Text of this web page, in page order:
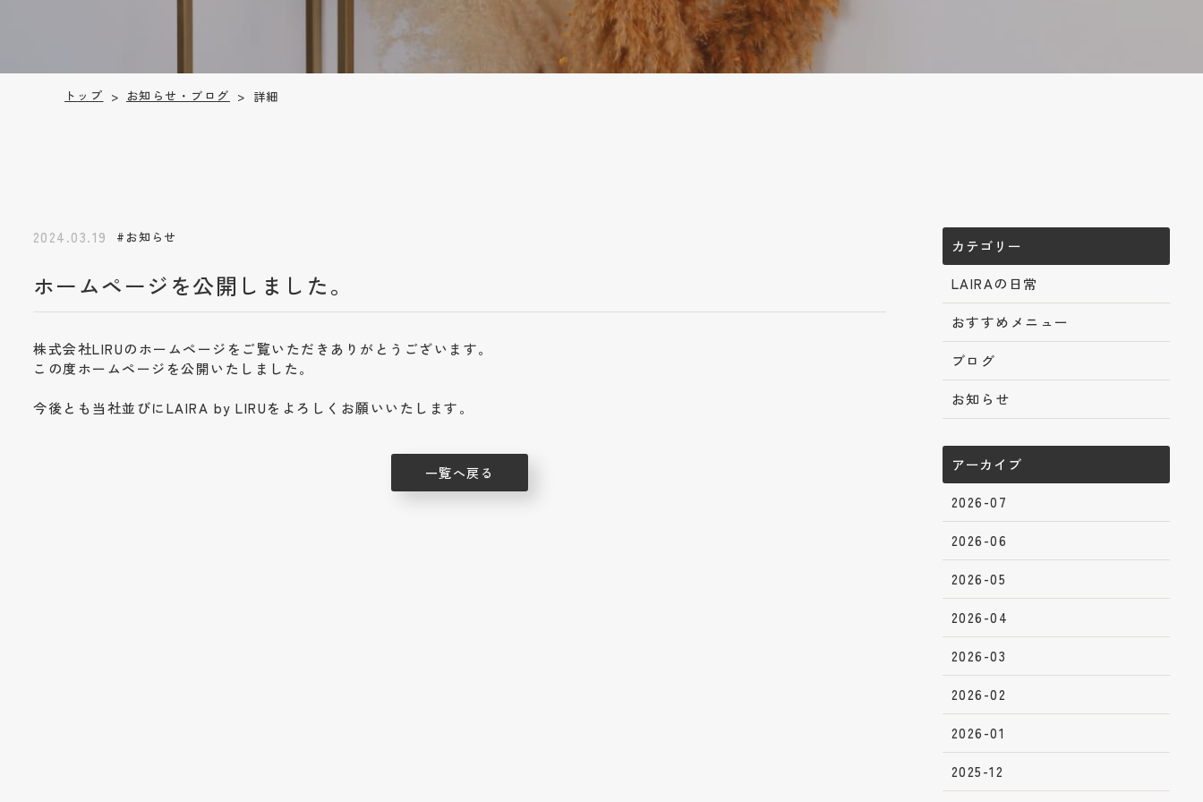
トップ > お知らせ・ブログ > 詳細
2024.03.19 #お知らせ
ホームページを公開しました。
株式会社LIRUのホームページをご覧いただきありがとうございます。
この度ホームページを公開いたしました。
今後とも当社並びにLAIRA by LIRUをよろしくお願いいたします。
一覧へ戻る
カテゴリー
LAIRAの日常
おすすめメニュー
ブログ
お知らせ
アーカイブ
2026-07
2026-06
2026-05
2026-04
2026-03
2026-02
2026-01
2025-12